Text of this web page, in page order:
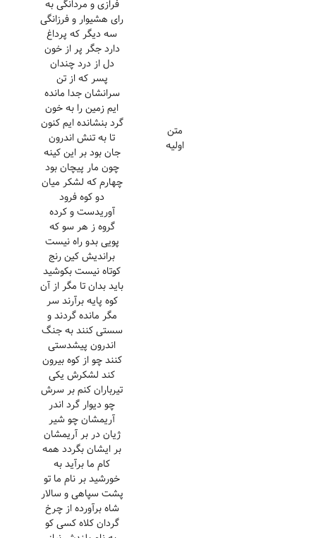
متن
اولیه
فرازی و مردانگی به
رای هشیوار و فرزانگی
سه دیگر که پرداغ
دارد جگر پر از خون
دل از درد چندان
پسر که از تن
سرانشان جدا مانده
ایم زمین را به خون
گرد بنشانده ایم کنون
تا به تنش اندرون
جان بود بر این کینه
چون مار پیچان بود
چهارم که لشکر میان
دو کوه فرود
آوریدست و کرده
گروه ز هر سو که
پویی بدو راه نیست
براندیش کین رنج
کوتاه نیست بکوشید
باید بدان تا مگر از آن
کوه پایه برآرند سر
مگر مانده گردند و
سستی کنند به جنگ
اندرون پیشدستی
کنند چو از کوه بیرون
کند لشکرش یکی
تیرباران کنم بر سرش
چو دیوار گرد اندر
آریمشان چو شیر
ژیان در بر آریمشان
بر ایشان بگردد همه
کام ما برآید به
خورشید بر نام ما تو
پشت سپاهی و سالار
شاه برآورده از چرخ
گردان کلاه کسی کو